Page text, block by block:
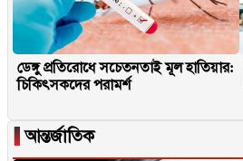
ডেঙ্গু প্রতিরোধে সচেতনতাই মূল হাতিয়ার:
চিকিৎসকদের পরামর্শ
▐আন্তর্জাতিক